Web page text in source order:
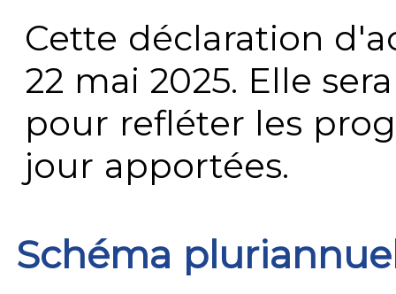
Cette déclaration
22 mai 2025. Elle
pour refléter les
jour apportées.
Schéma